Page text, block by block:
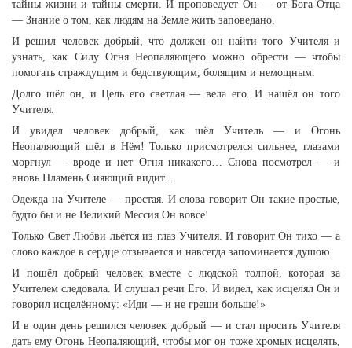
тайны жизни и тайны смерти. И проповедует Он — от Бога-Отца
— Знание о том, как людям на Земле жить заповедано.
И решил человек добрый, что должен он найти того Учителя и
узнать, как Силу Огня Неопаляющего можно обрести — чтобы
помогать страждущим и бедствующим, болящим и немощным.
Долго шёл он, и Цель его светлая — вела его. И нашёл он того
Учителя.
И увидел человек добрый, как шёл Учитель — и Огонь
Неопаляющий шёл в Нём! Только присмотрелся сильнее, глазами
моргнул — вроде и нет Огня никакого… Снова посмотрел — и
вновь Пламень Сияющий видит...
Одежда на Учителе — простая. И слова говорит Он такие простые,
будто бы и не Великий Мессия Он вовсе!
Только Свет Любви льётся из глаз Учителя. И говорит Он тихо — а
слово каждое в сердце отзывается и навсегда запоминается душою.
И пошёл добрый человек вместе с людской толпой, которая за
Учителем следовала. И слушал речи Его. И видел, как исцелял Он и
говорил исцелённому: «Иди — и не греши больше!»
И в один день решился человек добрый — и стал просить Учителя
дать ему Огонь Неопаляющий, чтобы мог он тоже хромых исцелять,